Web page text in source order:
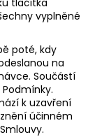
vyplněné
poté, kdy
na
Součástí
k uzavření
účinném